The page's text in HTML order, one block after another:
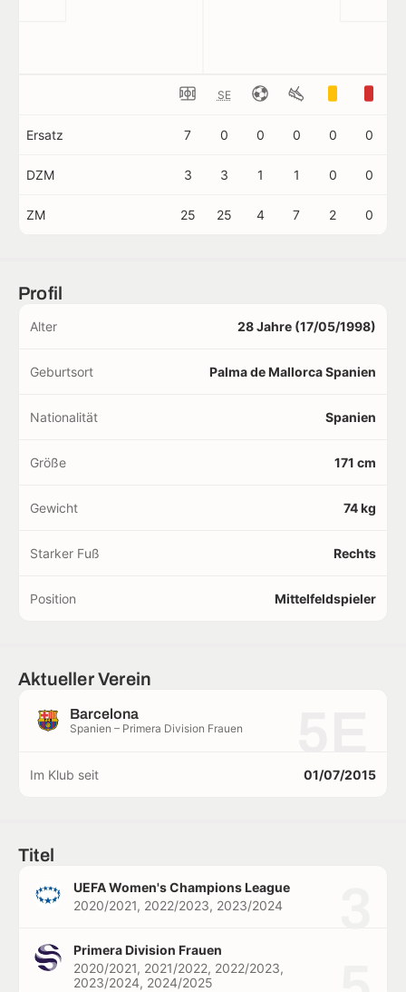
SE
Ersatz 7 0 0 0 0 0
DZM 3 3 1 1 0 0
ZM 25 25 4 7 2 0
Profil
Alter 28 Jahre (17/05/1998)
Geburtsort Palma de Mallorca Spanien
Nationalität Spanien
Größe 171 cm
Gewicht 74 kg
Starker Fuß Rechts
Position Mittelfeldspieler
Aktueller Verein
Barcelona
Spanien – Primera Division Frauen
Im Klub seit 01/07/2015
Titel
UEFA Women's Champions League
2020/2021, 2022/2023, 2023/2024
Primera Division Frauen
2020/2021, 2021/2022, 2022/2023,
2023/2024, 2024/2025